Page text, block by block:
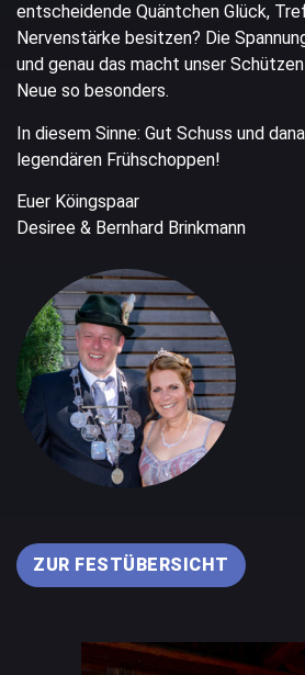
entscheidende Quäntchen Glück,
Nervenstärke besitzen? Die
und genau das macht unser
Neue so besonders.
In diesem Sinne: Gut Schuss und
legendären Frühschoppen!
Euer Köingspaar
Desiree & Bernhard Brinkmann
ZUR FESTÜBERSICHT